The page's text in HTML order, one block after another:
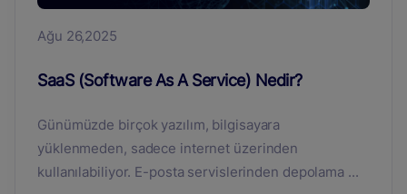
Ağu 26,2025
SaaS (Software As A Service) Nedir?
Günümüzde birçok yazılım, bilgisayara
yüklenmeden, sadece internet üzerinden
kullanılabiliyor. E-posta servislerinden depolama ...